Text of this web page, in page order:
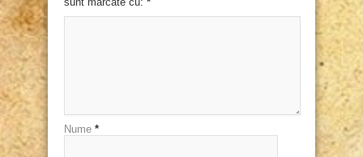
Nume *